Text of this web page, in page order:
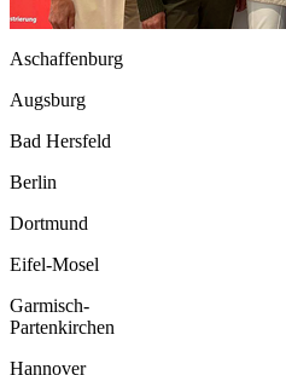
Aschaffenburg
Augsburg
Bad Hersfeld
Berlin
Dortmund
Eifel-Mosel
Garmisch-
Partenkirchen
Hannover